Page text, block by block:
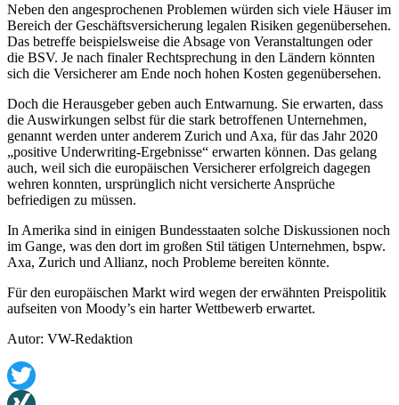
Neben den angesprochenen Problemen würden sich viele Häuser im
Bereich der Geschäftsversicherung legalen Risiken gegenübersehen.
Das betreffe beispielsweise die Absage von Veranstaltungen oder
die BSV. Je nach finaler Rechtsprechung in den Ländern könnten
sich die Versicherer am Ende noch hohen Kosten gegenübersehen.
Doch die Herausgeber geben auch Entwarnung. Sie erwarten, dass
die Auswirkungen selbst für die stark betroffenen Unternehmen,
genannt werden unter anderem Zurich und Axa, für das Jahr 2020
„positive Underwriting-Ergebnisse“ erwarten können. Das gelang
auch, weil sich die europäischen Versicherer erfolgreich dagegen
wehren konnten, ursprünglich nicht versicherte Ansprüche
befriedigen zu müssen.
In Amerika sind in einigen Bundesstaaten solche Diskussionen noch
im Gange, was den dort im großen Stil tätigen Unternehmen, bspw.
Axa, Zurich und Allianz, noch Probleme bereiten könnte.
Für den europäischen Markt wird wegen der erwähnten Preispolitik
aufseiten von Moody’s ein harter Wettbewerb erwartet.
Autor: VW-Redaktion